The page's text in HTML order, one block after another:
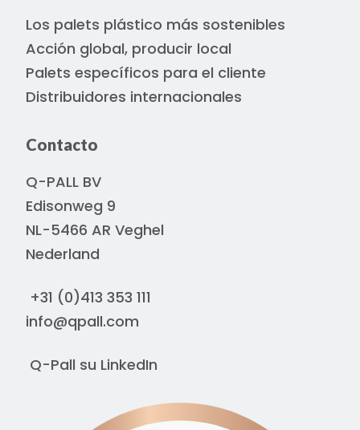
Los palets plástico más sostenibles
Acción global, producir local
Palets específicos para el cliente
Distribuidores internacionales
Contacto
Q-PALL BV
Edisonweg 9
NL-5466 AR Veghel
Nederland
+31 (0)413 353 111
info@qpall.com
Q-Pall su LinkedIn